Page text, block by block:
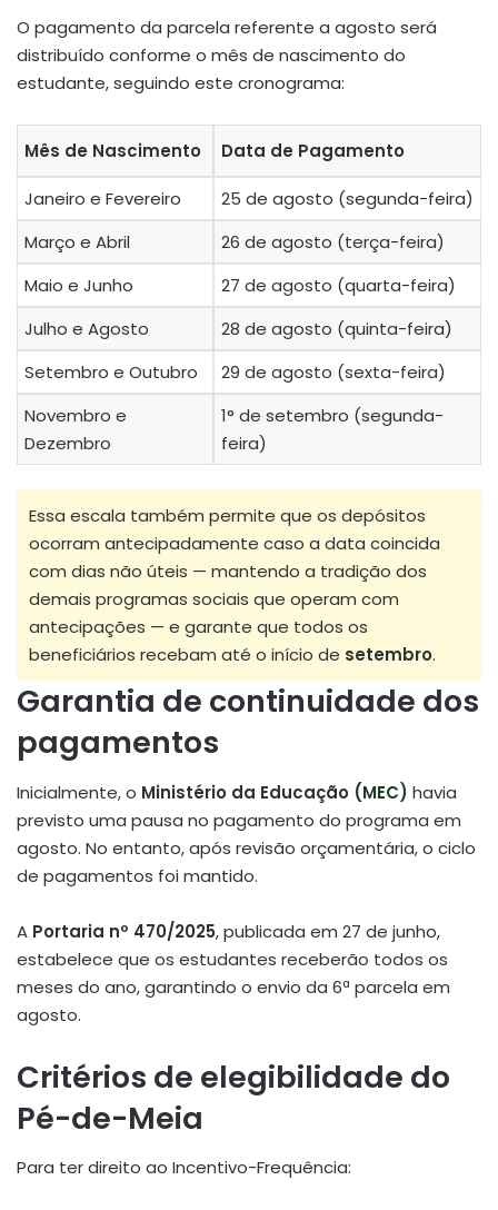
O pagamento da parcela referente a agosto será
distribuído conforme o mês de nascimento do
estudante, seguindo este cronograma:
Mês de Nascimento Data de Pagamento
Janeiro e Fevereiro
25 de agosto (segunda-feira)
Março e Abril
26 de agosto (terça-feira)
Maio e Junho
27 de agosto (quarta-feira)
Julho e Agosto
28 de agosto (quinta-feira)
Setembro e Outubro
29 de agosto (sexta-feira)
Novembro e
Dezembro
1° de setembro (segunda-
feira)
Essa escala também permite que os depósitos
ocorram antecipadamente caso a data coincida
com dias não úteis — mantendo a tradição dos
demais programas sociais que operam com
antecipações — e garante que todos os
beneficiários recebam até o início de setembro.
Garantia de continuidade dos
pagamentos
Inicialmente, o Ministério da Educação (MEC) havia
previsto uma pausa no pagamento do programa em
agosto. No entanto, após revisão orçamentária, o ciclo
de pagamentos foi mantido.
A Portaria nº 470/2025, publicada em 27 de junho,
estabelece que os estudantes receberão todos os
meses do ano, garantindo o envio da 6ª parcela em
agosto.
Critérios de elegibilidade do
Pé-de-Meia
Para ter direito ao Incentivo-Frequência: